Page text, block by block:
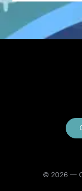
© 2026 —